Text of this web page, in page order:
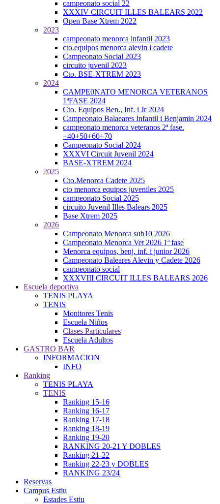
campeonato social 22
XXXIV CIRCUIT ILLES BALEARS 2022
Open Base Xtrem 2022
2023
campeonato menorca infantil 2023
cto.equipos menorca alevin i cadete
Campeonato Social 2023
circuito juvenil 2023
Cto. BSE-XTREM 2023
2024
CAMPE0NATO MENORCA VETERANOS
1ªFASE 2024
Cto. Equipos Ben., Inf. i Jr 2024
Campeonato Balaeares Infantil i Benjamin 2024
campeonato menorca veteranos 2ª fase.
+40+50+60+70
Campeonato Social 2024
XXXVI Circuit Juvenil 2024
BASE-XTREM 2024
2025
Cto.Menorca Cadete 2025
cto menorca equipos juveniles 2025
campeonato Social 2025
circuito Juvenil Illes Balears 2025
Base Xtrem 2025
2026
Campeonato Menorca sub10 2026
Campeonato Menorca Vet 2026 1ª fase
Menorca equipos, benj. inf. i junior 2026
Campeonato Baleares Alevin y Cadete 2026
campeonato social
XXXVIII CIRCUIT ILLES BALEARS 2026
Escuela deportiva
TENIS PLAYA
TENIS
Monitores Tenis
Escuela Niños
Clases Particulares
Escuela Adultos
GASTRO BAR
INFORMACION
INFO
Ranking
TENIS PLAYA
TENIS
Ranking 15-16
Ranking 16-17
Ranking 17-18
Ranking 18-19
Ranking 19-20
RANKING 20-21 Y DOBLES
Ranking 21-22
Ranking 22-23 y DOBLES
RANKING 23/24
Reservas
Campus Estiu
Estades Estiu